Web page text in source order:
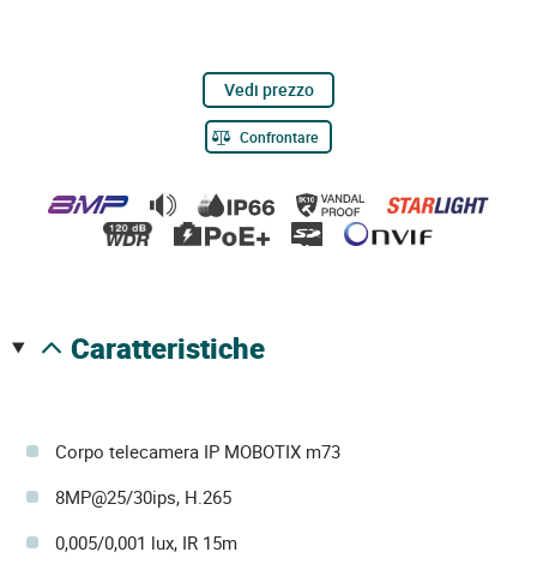
Vedi prezzo
Confrontare
caratteristiche
Corpo telecamera IP MOBOTIX m73
8MP@25/30ips, H.265
0,005/0,001 lux, IR 15m